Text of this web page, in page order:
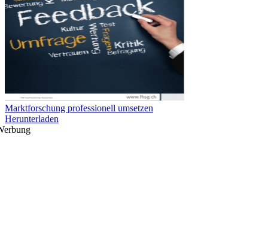
Marktforschung professionell umsetzen
Herunterladen